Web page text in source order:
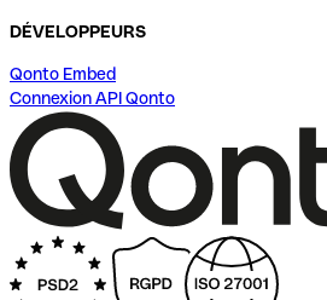
DÉVELOPPEURS
Qonto Embed
Connexion API Qonto